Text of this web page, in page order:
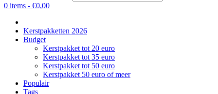
0 items - €0,00
Kerstpakketten 2026
Budget
Kerstpakket tot 20 euro
Kerstpakket tot 35 euro
Kerstpakket tot 50 euro
Kerstpakket 50 euro of meer
Populair
Tags